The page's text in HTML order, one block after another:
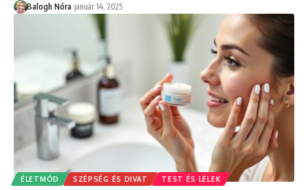
Balogh Nóra január 14, 2025
ÉLETMÓD SZÉPSÉG ÉS DIVAT TEST ÉS LÉLEK